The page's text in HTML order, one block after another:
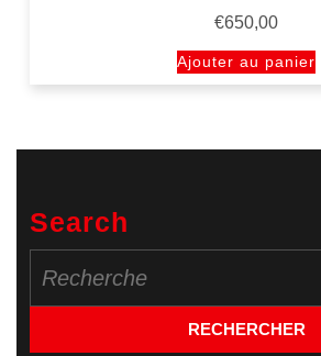
€650,00
Ajouter au panier
Search
for: